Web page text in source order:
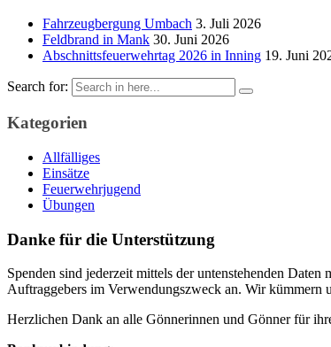
Fahrzeugbergung Umbach 3. Juli 2026
Feldbrand in Mank 30. Juni 2026
Abschnittsfeuerwehrtag 2026 in Inning 19. Juni
Search for:
Kategorien
Allfälliges
Einsätze
Feuerwehrjugend
Übungen
Danke für die Unterstützung
Spenden sind jederzeit mittels der untenstehenden
Auftraggebers im Verwendungszweck an. Wir kümmern
Herzlichen Dank an alle Gönnerinnen und Gönner für